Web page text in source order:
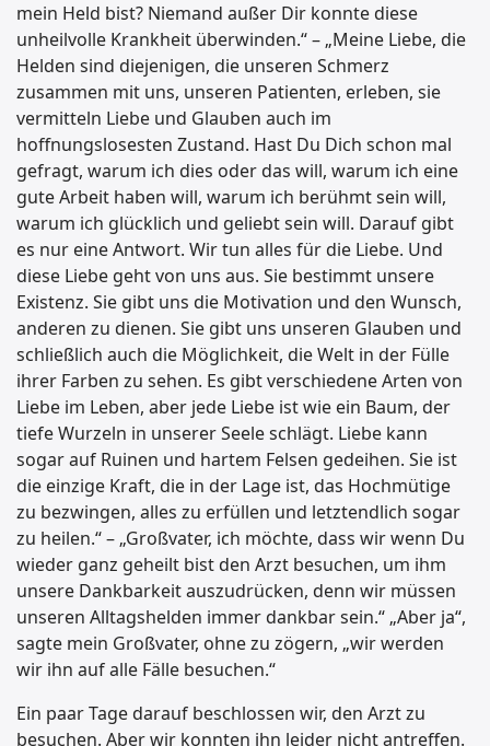
mein Held bist? Niemand außer Dir konnte diese
unheilvolle Krankheit überwinden.“ – „Meine Liebe, die
Helden sind diejenigen, die unseren Schmerz
zusammen mit uns, unseren Patienten, erleben, sie
vermitteln Liebe und Glauben auch im
hoffnungslosesten Zustand. Hast Du Dich schon mal
gefragt, warum ich dies oder das will, warum ich eine
gute Arbeit haben will, warum ich berühmt sein will,
warum ich glücklich und geliebt sein will. Darauf gibt
es nur eine Antwort. Wir tun alles für die Liebe. Und
diese Liebe geht von uns aus. Sie bestimmt unsere
Existenz. Sie gibt uns die Motivation und den Wunsch,
anderen zu dienen. Sie gibt uns unseren Glauben und
schließlich auch die Möglichkeit, die Welt in der Fülle
ihrer Farben zu sehen. Es gibt verschiedene Arten von
Liebe im Leben, aber jede Liebe ist wie ein Baum, der
tiefe Wurzeln in unserer Seele schlägt. Liebe kann
sogar auf Ruinen und hartem Felsen gedeihen. Sie ist
die einzige Kraft, die in der Lage ist, das Hochmütige
zu bezwingen, alles zu erfüllen und letztendlich sogar
zu heilen.“ – „Großvater, ich möchte, dass wir wenn Du
wieder ganz geheilt bist den Arzt besuchen, um ihm
unsere Dankbarkeit auszudrücken, denn wir müssen
unseren Alltagshelden immer dankbar sein.“ „Aber ja“,
sagte mein Großvater, ohne zu zögern, „wir werden
wir ihn auf alle Fälle besuchen.“
Ein paar Tage darauf beschlossen wir, den Arzt zu
besuchen. Aber wir konnten ihn leider nicht antreffen.